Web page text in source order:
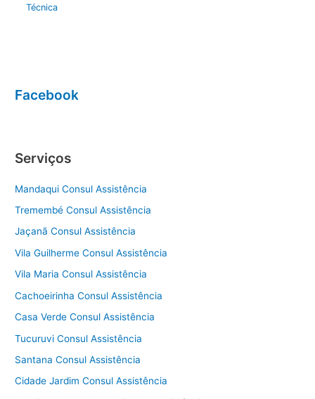
Técnica
Facebook
Serviços
Mandaqui Consul Assistência
Tremembé Consul Assistência
Jaçanã Consul Assistência
Vila Guilherme Consul Assistência
Vila Maria Consul Assistência
Cachoeirinha Consul Assistência
Casa Verde Consul Assistência
Tucuruvi Consul Assistência
Santana Consul Assistência
Cidade Jardim Consul Assistência